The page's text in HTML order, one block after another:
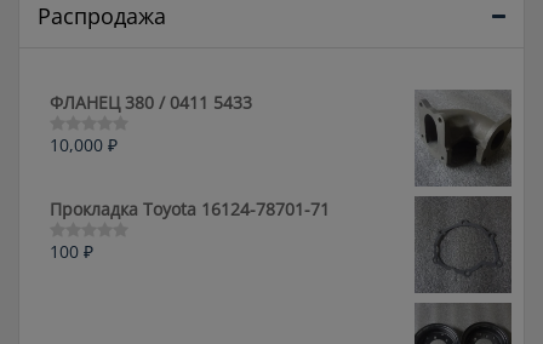
Распродажа
ФЛАНЕЦ 380 / 0411 5433
Оценка
5
10,000 ₽
Прокладка Toyota 16124-78701-71
Оценка
100 ₽